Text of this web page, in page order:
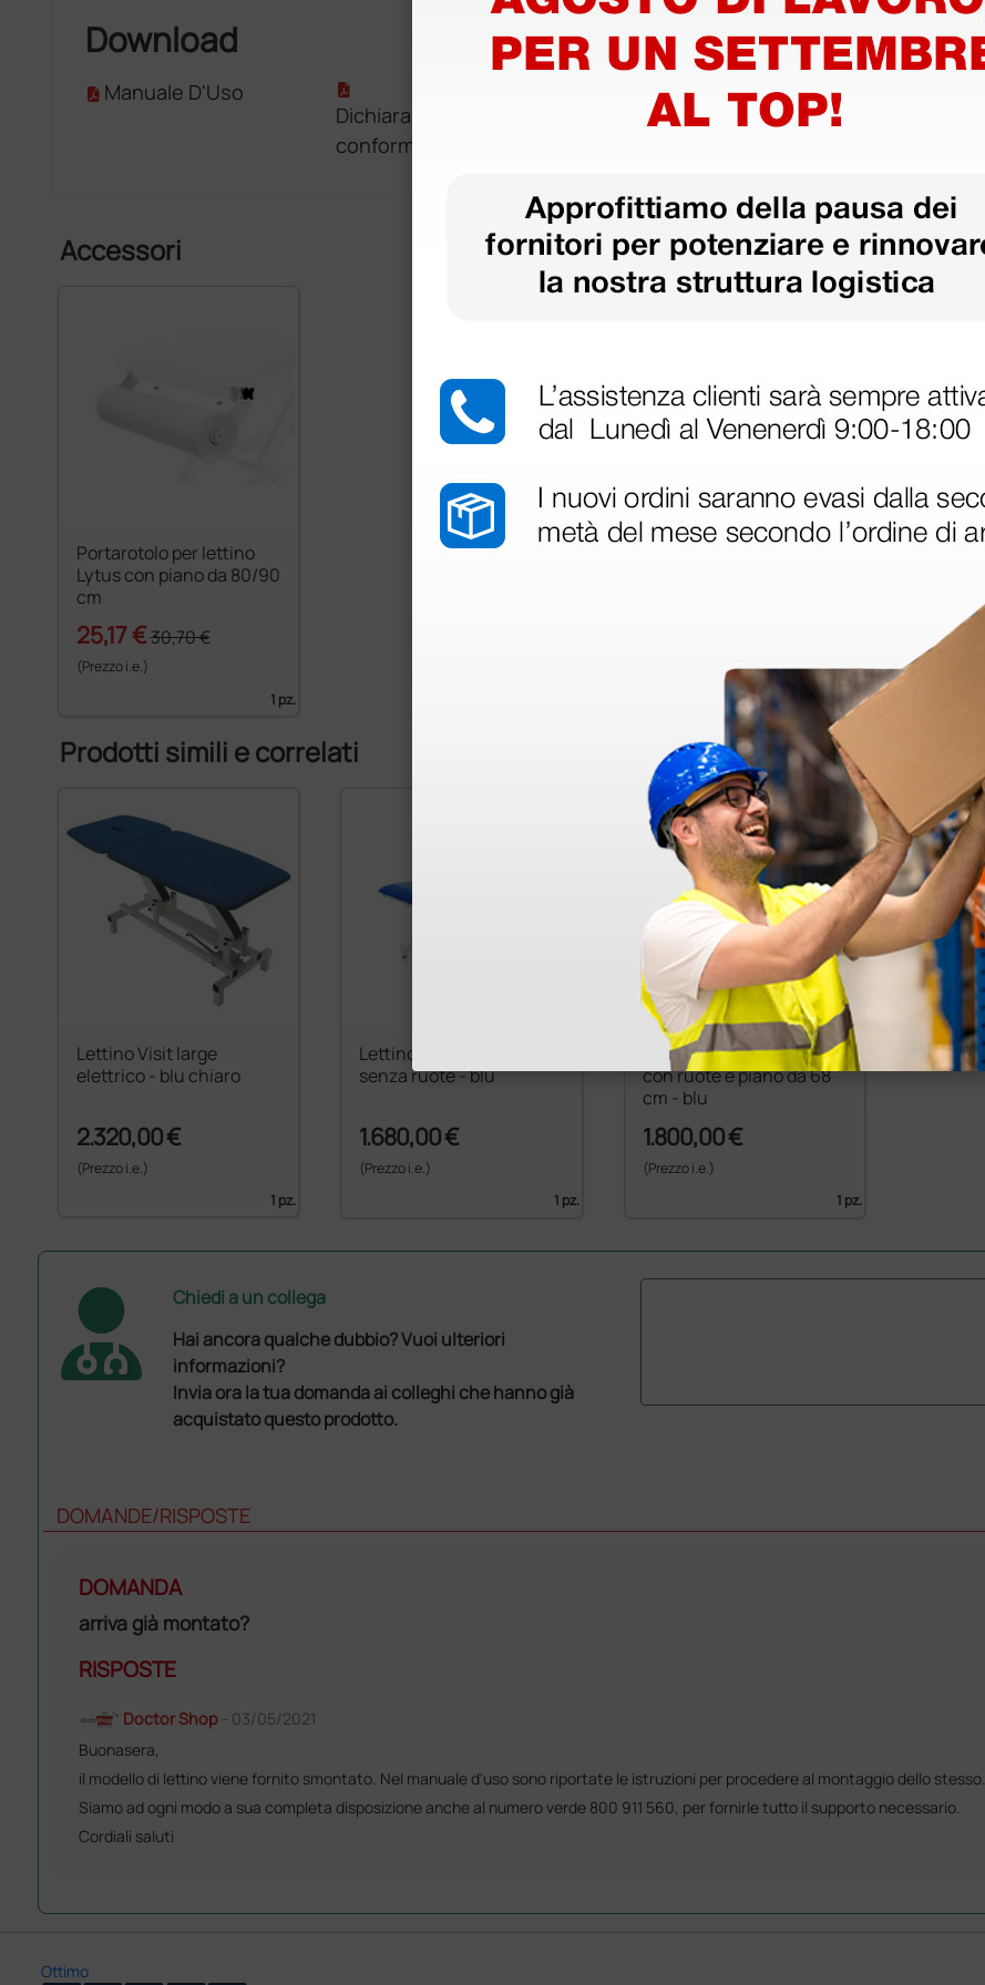
Download
Manuale D'Uso
Dichiarazione di
conformità
Accessori
Portarotolo per lettino
Lytus con piano da 80/90
cm
25,17 €30,70 €
(Prezzo i.e.)
1 pz.
Prodotti simili e correlati
Lettino Visit large
elettrico - blu chiaro
2.320,00 €
(Prezzo i.e.)
1 pz.
Lettino elettrico Lytus
senza ruote - blu
1.680,00 €
(Prezzo i.e.)
1 pz.
Lettino elettrico Lytus
con ruote e piano da 68
cm - blu
1.800,00 €
(Prezzo i.e.)
1 pz.
Chiedi a un collega
Hai ancora qualche dubbio? Vuoi ulteriori
informazioni?
Invia ora la tua domanda ai colleghi che hanno già
acquistato questo prodotto.
DOMANDE/RISPOSTE
DOMANDA
arriva già montato?
RISPOSTE
Doctor Shop - 03/05/2021
Buonasera,
il modello di lettino viene fornito smontato. Nel manuale d'uso sono riportate le istruzioni per procedere al montaggio dello stesso.
Siamo ad ogni modo a sua completa disposizione anche al numero verde 800 911 560, per fornirle tutto il supporto necessario.
Cordiali saluti
Ottimo